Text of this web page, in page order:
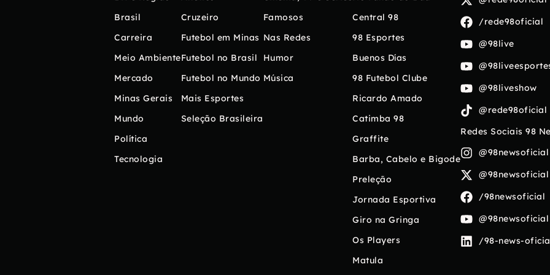
Brasil
Carreira
Meio Ambiente
Mercado
Minas Gerais
Mundo
Política
Tecnologia
Cruzeiro
Futebol em Minas
Futebol no Brasil
Futebol no Mundo
Mais Esportes
Seleção Brasileira
Famosos
Nas Redes
Humor
Música
Central 98
98 Esportes
Buenos Días
98 Futebol Clube
Ricardo Amado
Catimba 98
Graffite
Barba, Cabelo e Bigode
Preleção
Jornada Esportiva
Giro na Gringa
Os Players
Matula
/rede98oficial
@98live
@98liveshow
@rede98oficial
Redes Sociais 98
@98newsoficial
@98newsoficial
/98newsoficial
@98newsoficial
/98-news-